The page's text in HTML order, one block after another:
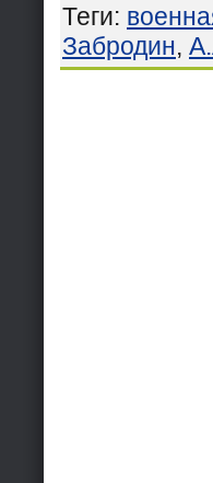
Теги:
Забродин,